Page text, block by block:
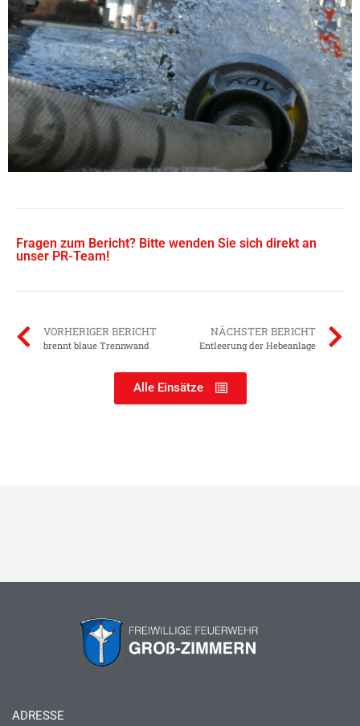
Fragen zum Bericht? Bitte wenden Sie sich direkt an
unser PR-Team!
VORHERIGER BERICHT
brennt blaue Trennwand
NÄCHSTER BERICHT
Entleerung der Hebeanlage
Alle Einsätze
ADRESSE